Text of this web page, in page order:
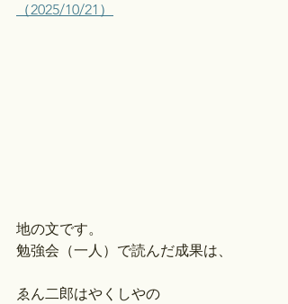
（2025/10/21）
地の文です。
勉強会（一人）で読んだ成果は、
ゑん二郎はやくしやの